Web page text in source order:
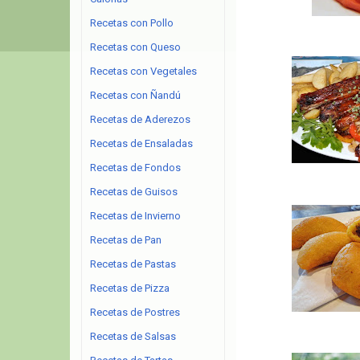
Recetas con Pollo
Recetas con Queso
Recetas con Vegetales
Recetas con Ñandú
Recetas de Aderezos
Recetas de Ensaladas
Recetas de Fondos
Recetas de Guisos
Recetas de Invierno
Recetas de Pan
Recetas de Pastas
Recetas de Pizza
Recetas de Postres
Recetas de Salsas